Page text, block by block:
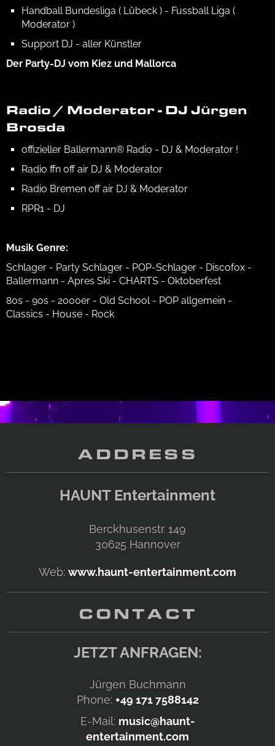
Handball Bundesliga ( Lübeck ) - Fussball Liga (
Moderator )
Support DJ - aller Künstler
Der Party-DJ vom Kiez und Mallorca
Radio / Moderator - DJ Jürgen
Brosda
offizieller Ballermann® Radio - DJ & Moderator !
Radio ffn off air DJ & Moderator
Radio Bremen off air DJ & Moderator
RPR1 - DJ
Musik Genre:
Schlager - Party Schlager - POP-Schlager - Discofox -
Ballermann - Apres Ski - CHARTS - Oktoberfest
80s - 90s - 2000er - Old School - POP allgemein -
Classics - House - Rock
ADDRESS
HAUNT Entertainment
Berckhusenstr. 149
30625 Hannover
Web: www.haunt-entertainment.com
CONTACT
JETZT ANFRAGEN:
Jürgen Buchmann
Phone: +49 171 7588142
E-Mail: music@haunt-
entertainment.com